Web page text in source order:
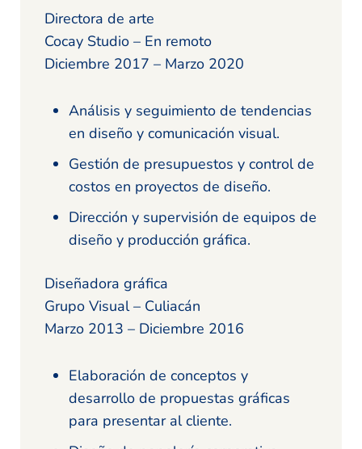
Directora de arte
Cocay Studio – En remoto
Diciembre 2017 – Marzo 2020
Análisis y seguimiento de tendencias
en diseño y comunicación visual.
Gestión de presupuestos y control de
costos en proyectos de diseño.
Dirección y supervisión de equipos de
diseño y producción gráfica.
Diseñadora gráfica
Grupo Visual – Culiacán
Marzo 2013 – Diciembre 2016
Elaboración de conceptos y
desarrollo de propuestas gráficas
para presentar al cliente.